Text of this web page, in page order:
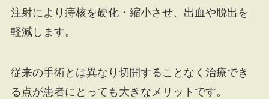
注射により痔核を硬化・縮小させ、出血や脱出を
軽減します。
従来の手術とは異なり切開することなく治療でき
る点が患者にとっても大きなメリットです。